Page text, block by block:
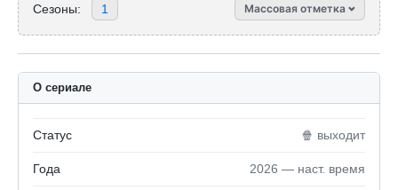
Сезоны: 1 Массовая отметка
О сериале
Статус 🍿 выходит
Года 2026 — наст. время